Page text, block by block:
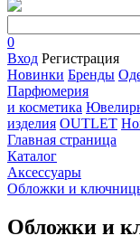
0
Вход Регистрация
Новинки Бренды
Парфюмерия
и косметика
изделия OUTLET
Главная страница
Каталог
Аксессуары
Обложки и
Обложки и